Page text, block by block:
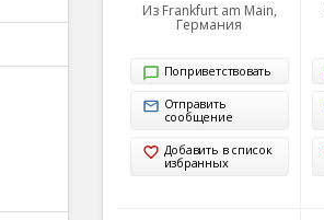
Из Frankfurt am Main,
Германия
Поприветствовать
Отправить
сообщение
Добавить в список
избранных